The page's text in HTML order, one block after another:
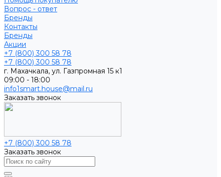
Вопрос - ответ
Бренды
Контакты
Бренды
Акции
+7 (800) 300 58 78
+7 (800) 300 58 78
г. Махачкала, ул. Газпромная 15 к1
09:00 - 18:00
info1smart.house@mail.ru
Заказать звонок
+7 (800) 300 58 78
Заказать звонок